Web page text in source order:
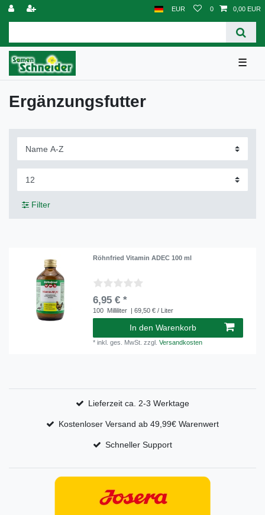
EUR 0 0,00 EUR
☰
Ergänzungsfutter
Filter
Röhnfried Vitamin ADEC 100 ml
6,95 € *
100 Milliliter | 69,50 € / Liter
In den Warenkorb
*inkl. ges. MwSt. zzgl.Versandkosten
Lieferzeit ca. 2-3 Werktage
Kostenloser Versand ab 49,99€ Warenwert
Schneller Support